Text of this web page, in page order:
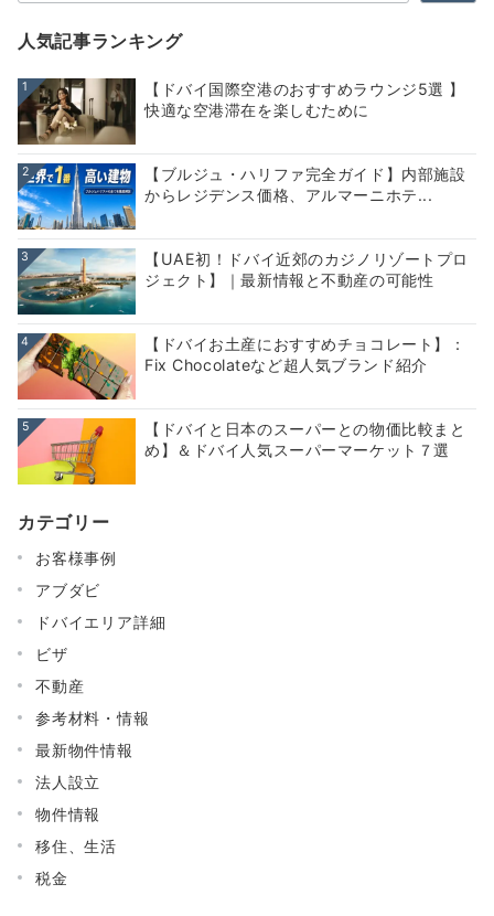
人気記事ランキング
1
【ドバイ国際空港のおすすめラウンジ5選 】
快適な空港滞在を楽しむために
2
【ブルジュ・ハリファ完全ガイド】内部施設
からレジデンス価格、アルマーニホテ...
3
【UAE初！ドバイ近郊のカジノリゾートプロ
ジェクト】｜最新情報と不動産の可能性
4
【ドバイお土産におすすめチョコレート】：
Fix Chocolateなど超人気ブランド紹介
5
【ドバイと日本のスーパーとの物価比較まと
め】＆ドバイ人気スーパーマーケット７選
カテゴリー
お客様事例
アブダビ
ドバイエリア詳細
ビザ
不動産
参考材料・情報
最新物件情報
法人設立
物件情報
移住、生活
税金